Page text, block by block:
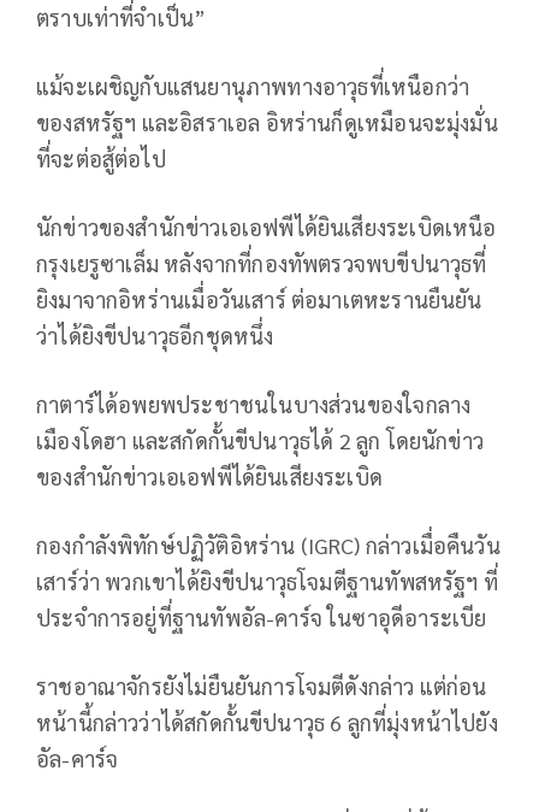
ตราบเท่าที่จำเป็น”
แม้จะเผชิญกับแสนยานุภาพทางอาวุธที่เหนือกว่า
ของสหรัฐฯ และอิสราเอล อิหร่านก็ดูเหมือนจะมุ่งมั่น
ที่จะต่อสู้ต่อไป
นักข่าวของสำนักข่าวเอเอฟพีได้ยินเสียงระเบิดเหนือ
กรุงเยรูซาเล็ม หลังจากที่กองทัพตรวจพบขีปนาวุธที่
ยิงมาจากอิหร่านเมื่อวันเสาร์ ต่อมาเตหะรานยืนยัน
ว่าได้ยิงขีปนาวุธอีกชุดหนึ่ง
กาตาร์ได้อพยพประชาชนในบางส่วนของใจกลาง
เมืองโดฮา และสกัดกั้นขีปนาวุธได้ 2 ลูก โดยนักข่าว
ของสำนักข่าวเอเอฟพีได้ยินเสียงระเบิด
กองกำลังพิทักษ์ปฏิวัติอิหร่าน (IGRC) กล่าวเมื่อคืนวัน
เสาร์ว่า พวกเขาได้ยิงขีปนาวุธโจมตีฐานทัพสหรัฐฯ ที่
ประจำการอยู่ที่ฐานทัพอัล-คาร์จ ในซาอุดีอาระเบีย
ราชอาณาจักรยังไม่ยืนยันการโจมตีดังกล่าว แต่ก่อน
หน้านี้กล่าวว่าได้สกัดกั้นขีปนาวุธ 6 ลูกที่มุ่งหน้าไปยัง
อัล-คาร์จ